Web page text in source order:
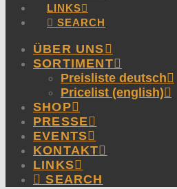
LINKS
SEARCH
ÜBER UNS
SORTIMENT
Preisliste deutsch
Pricelist (english)
SHOP
PRESSE
EVENTS
KONTAKT
LINKS
SEARCH